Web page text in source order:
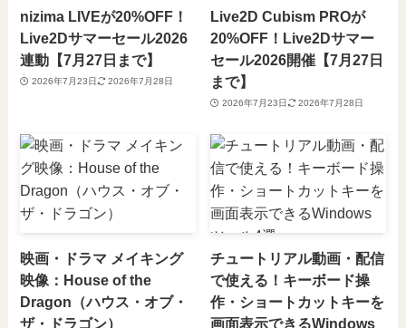
nizima LIVEが20%OFF！
Live2Dサマーセール2026
連動【7月27日まで】
2026年7月23日 2026年7月28日
Live2D Cubism PROが
20%OFF！Live2Dサマー
セール2026開催【7月27日
まで】
2026年7月23日 2026年7月28日
映画・ドラマ メイキング
映像：House of the
Dragon（ハウス・オブ・
ザ・ドラゴン）
チュートリアル動画・配信
で使える！キーボード操
作・ショートカットキーを
画面表示できるWindows